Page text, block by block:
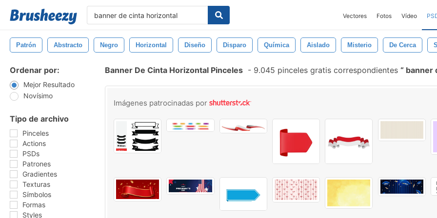
Vectores Fotos Vídeo
Patrón Abstracto Negro Horizontal Diseño Disparo Química Aislado Misterio De Cerca
Ordenar por:
Mejor Resultado
Novísimo
Tipo de archivo
Pinceles
Actions
PSDs
Patrones
Gradientes
Texturas
Símbolos
Formas
Styles
Banner De Cinta Horizontal Pinceles - 9.045 pinceles gratis correspondientes banner
Imágenes patrocinadas por